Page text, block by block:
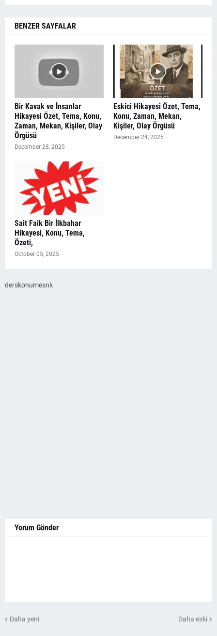
BENZER SAYFALAR
Bir Kavak ve İnsanlar
Hikayesi Özet, Tema, Konu,
Zaman, Mekan, Kişiler, Olay
Örgüsü
December 28, 2025
Eskici Hikayesi Özet, Tema,
Konu, Zaman, Mekan,
Kişiler, Olay Örgüsü
December 24, 2025
Sait Faik Bir İlkbahar
Hikayesi, Konu, Tema,
Özeti,
October 05, 2025
derskonumesnk
Yorum Gönder
Daha yeni Daha eski